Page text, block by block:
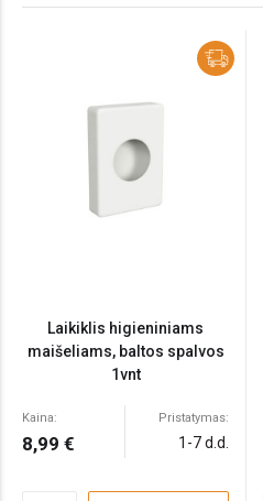
Laikiklis higieniniams
maišeliams, baltos spalvos
1vnt
Kaina:
8,99 €
Pristatymas:
1-7 d.d.